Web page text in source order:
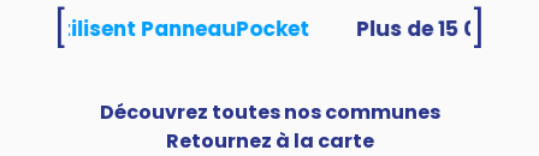
utilisent PanneauPocket
Découvrez toutes nos communes
Retournez à la carte